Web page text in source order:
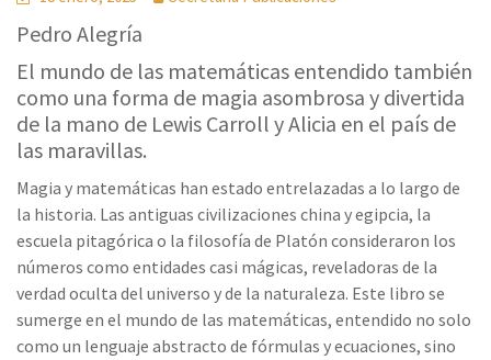
Pedro Alegría
El mundo de las matemáticas entendido también
como una forma de magia asombrosa y divertida
de la mano de Lewis Carroll y Alicia en el país de
las maravillas.
Magia y matemáticas han estado entrelazadas a lo largo de
la historia. Las antiguas civilizaciones china y egipcia, la
escuela pitagórica o la filosofía de Platón consideraron los
números como entidades casi mágicas, reveladoras de la
verdad oculta del universo y de la naturaleza. Este libro se
sumerge en el mundo de las matemáticas, entendido no solo
como un lenguaje abstracto de fórmulas y ecuaciones, sino